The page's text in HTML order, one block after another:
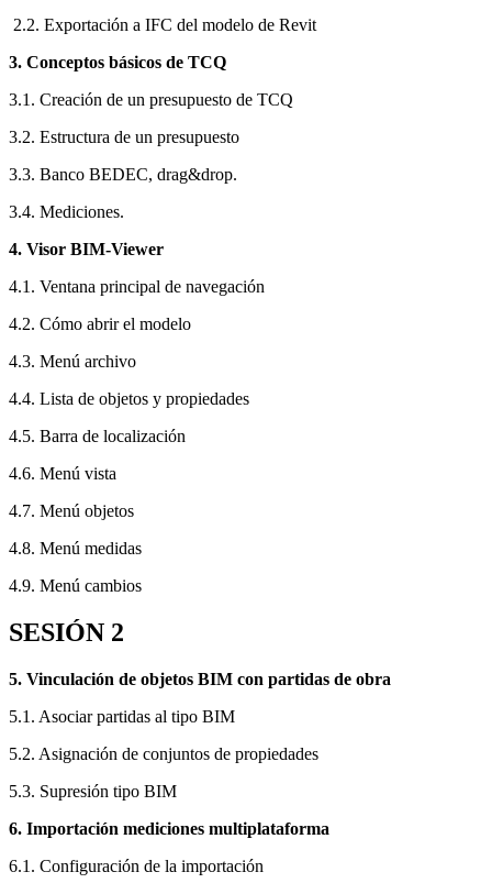
2.2. Exportación a IFC del modelo de Revit
3. Conceptos básicos de TCQ
3.1. Creación de un presupuesto de TCQ
3.2. Estructura de un presupuesto
3.3. Banco BEDEC, drag&drop.
3.4. Mediciones.
4. Visor BIM-Viewer
4.1. Ventana principal de navegación
4.2. Cómo abrir el modelo
4.3. Menú archivo
4.4. Lista de objetos y propiedades
4.5. Barra de localización
4.6. Menú vista
4.7. Menú objetos
4.8. Menú medidas
4.9. Menú cambios
SESIÓN 2
5. Vinculación de objetos BIM con partidas de obra
5.1. Asociar partidas al tipo BIM
5.2. Asignación de conjuntos de propiedades
5.3. Supresión tipo BIM
6. Importación mediciones multiplataforma
6.1. Configuración de la importación